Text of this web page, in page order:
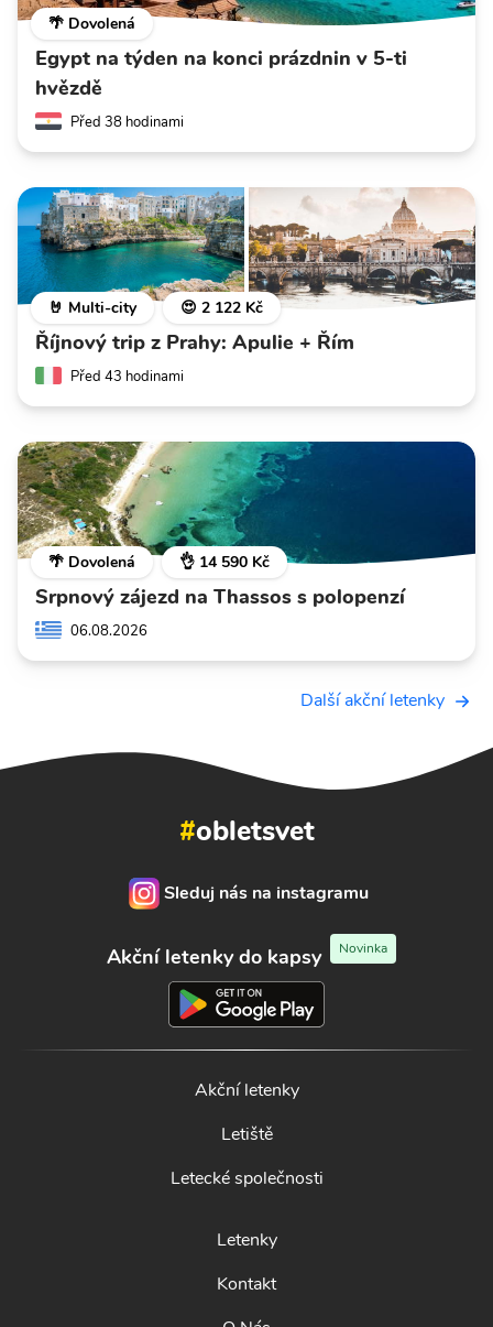
🌴 Dovolená
Egypt na týden na konci prázdnin v 5-ti
hvězdě
Před 38 hodinami
🤘 Multi-city 😍 2 122 Kč
Říjnový trip z Prahy: Apulie + Řím
Před 43 hodinami
🌴 Dovolená 👌 14 590 Kč
Srpnový zájezd na Thassos s polopenzí
06.08.2026
Další akční letenky
#obletsvet
Sleduj nás na instagramu
Akční letenky do kapsy Novinka
Akční letenky
Letiště
Letecké společnosti
Letenky
Kontakt